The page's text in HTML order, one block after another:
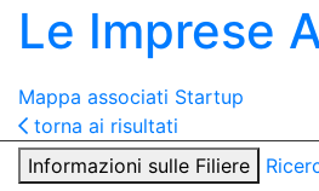
Le Imprese
Mappa associati Startup
torna ai risultati
Informazioni sulle Filiere